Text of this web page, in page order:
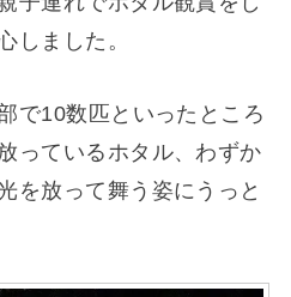
しました。
で10数匹といったところ
っているホタル、わずか
を放って舞う姿にうっと